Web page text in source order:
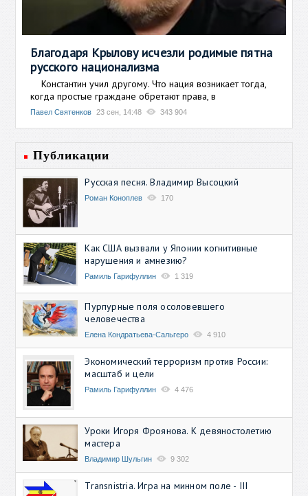
Благодаря Крылову исчезли родимые пятна
русского национализма
Константин учил другому. Что нация возникает тогда,
когда простые граждане обретают права, в
Павел Святенков 23 сен, 14:48 343 904
Публикации
Русская песня. Владимир Высоцкий
Роман Коноплев 170
Как США вызвали у Японии когнитивные
нарушения и амнезию?
Рамиль Гарифуллин 1 319
Пурпурные поля осоловевшего
человечества
Елена Кондратьева-Сальгеро 4 910
Экономический терроризм против России:
масштаб и цели
Рамиль Гарифуллин 4 476
Уроки Игоря Фроянова. К девяностолетию
мастера
Владимир Шульгин 9 302
Transnistria. Игра на минном поле - III